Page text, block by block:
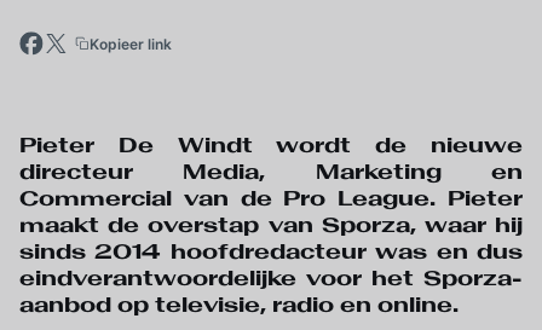
Kopieer link
Pieter De Windt wordt de nieuwe
directeur Media, Marketing en
Commercial van de Pro League. Pieter
maakt de overstap van Sporza, waar hij
sinds 2014 hoofdredacteur was en dus
eindverantwoordelijke voor het Sporza-
aanbod op televisie, radio en online.